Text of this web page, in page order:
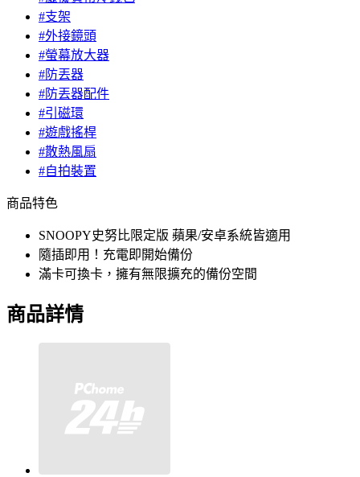
#支架
#外接鏡頭
#螢幕放大器
#防丟器
#防丟器配件
#引磁環
#遊戲搖桿
#散熱風扇
#自拍裝置
商品特色
SNOOPY史努比限定版 蘋果/安卓系統皆適用
隨插即用！充電即開始備份
滿卡可換卡，擁有無限擴充的備份空間
商品詳情